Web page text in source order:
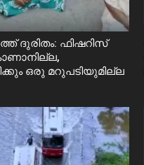
ദുരിതം: ഫിഷറിസ്‌
ഒരു മറുപടിയുമില്ല